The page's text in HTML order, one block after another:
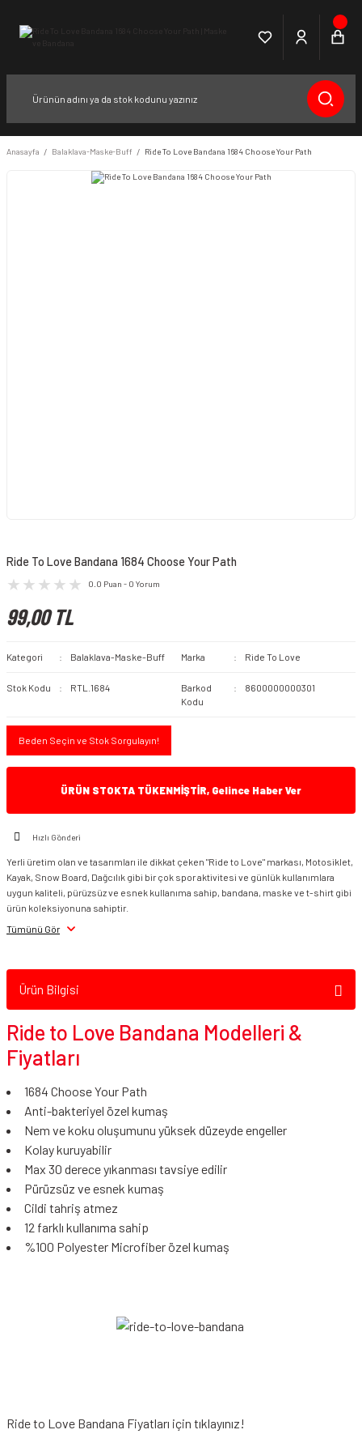
Anasayfa Balaklava-Maske-Buff Ride To Love Bandana 1684 Choose Your Path
Ride To Love Bandana 1684 Choose Your Path
0.0 Puan - 0 Yorum
99,00 TL
Kategori Balaklava-Maske-Buff Marka Ride To Love
Stok Kodu RTL.1684
Barkod
Kodu
8600000000301
Beden Seçin ve Stok Sorgulayın!
ÜRÜN STOKTA TÜKENMİŞTİR, Gelince Haber Ver
Hızlı Gönderi
Yerli üretim olan ve tasarımları ile dikkat çeken "Ride to Love" markası, Motosiklet,
Kayak, Snow Board, Dağcılık gibi bir çok spor aktivitesi ve günlük kullanımlara
uygun kaliteli, pürüzsüz ve esnek kullanıma sahip, bandana, maske ve t-shirt gibi
ürün koleksiyonuna sahiptir.
Tümünü Gör
Ürün Bilgisi
Ride to Love Bandana Modelleri &
Fiyatları
1684 Choose Your Path
Anti-bakteriyel özel kumaş
Nem ve koku oluşumunu yüksek düzeyde engeller
Kolay kuruyabilir
Max 30 derece yıkanması tavsiye edilir
Pürüzsüz ve esnek kumaş
Cildi tahriş atmez
12 farklı kullanıma sahip
%100 Polyester Microfiber özel kumaş
Ride to Love Bandana Fiyatları için tıklayınız!